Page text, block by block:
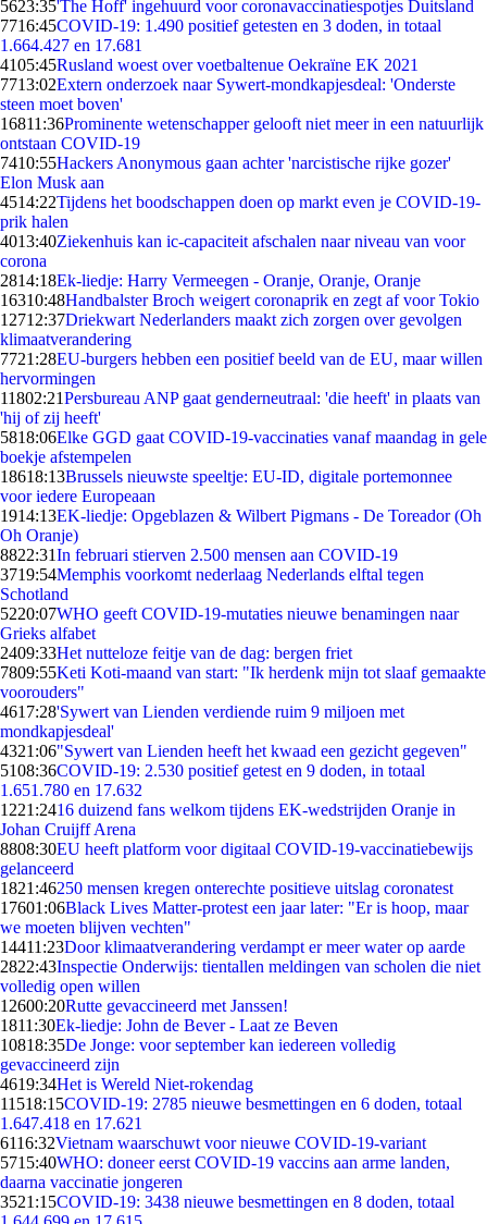
5623:35'The Hoff' ingehuurd voor coronavaccinatiespotjes Duitsland
7716:45COVID-19: 1.490 positief getesten en 3 doden, in totaal
1.664.427 en 17.681
4105:45Rusland woest over voetbaltenue Oekraïne EK 2021
7713:02Extern onderzoek naar Sywert-mondkapjesdeal: 'Onderste
steen moet boven'
16811:36Prominente wetenschapper gelooft niet meer in een natuurlijk
ontstaan COVID-19
7410:55Hackers Anonymous gaan achter 'narcistische rijke gozer'
Elon Musk aan
4514:22Tijdens het boodschappen doen op markt even je COVID-19-
prik halen
4013:40Ziekenhuis kan ic-capaciteit afschalen naar niveau van voor
corona
2814:18Ek-liedje: Harry Vermeegen - Oranje, Oranje, Oranje
16310:48Handbalster Broch weigert coronaprik en zegt af voor Tokio
12712:37Driekwart Nederlanders maakt zich zorgen over gevolgen
klimaatverandering
7721:28EU-burgers hebben een positief beeld van de EU, maar willen
hervormingen
11802:21Persbureau ANP gaat genderneutraal: 'die heeft' in plaats van
'hij of zij heeft'
5818:06Elke GGD gaat COVID-19-vaccinaties vanaf maandag in gele
boekje afstempelen
18618:13Brussels nieuwste speeltje: EU-ID, digitale portemonnee
voor iedere Europeaan
1914:13EK-liedje: Opgeblazen & Wilbert Pigmans - De Toreador (Oh
Oh Oranje)
8822:31In februari stierven 2.500 mensen aan COVID-19
3719:54Memphis voorkomt nederlaag Nederlands elftal tegen
Schotland
5220:07WHO geeft COVID-19-mutaties nieuwe benamingen naar
Grieks alfabet
2409:33Het nutteloze feitje van de dag: bergen friet
7809:55Keti Koti-maand van start: "Ik herdenk mijn tot slaaf gemaakte
voorouders"
4617:28'Sywert van Lienden verdiende ruim 9 miljoen met
mondkapjesdeal'
4321:06"Sywert van Lienden heeft het kwaad een gezicht gegeven"
5108:36COVID-19: 2.530 positief getest en 9 doden, in totaal
1.651.780 en 17.632
1221:2416 duizend fans welkom tijdens EK-wedstrijden Oranje in
Johan Cruijff Arena
8808:30EU heeft platform voor digitaal COVID-19-vaccinatiebewijs
gelanceerd
1821:46250 mensen kregen onterechte positieve uitslag coronatest
17601:06Black Lives Matter-protest een jaar later: "Er is hoop, maar
we moeten blijven vechten"
14411:23Door klimaatverandering verdampt er meer water op aarde
2822:43Inspectie Onderwijs: tientallen meldingen van scholen die niet
volledig open willen
12600:20Rutte gevaccineerd met Janssen!
1811:30Ek-liedje: John de Bever - Laat ze Beven
10818:35De Jonge: voor september kan iedereen volledig
gevaccineerd zijn
4619:34Het is Wereld Niet-rokendag
11518:15COVID-19: 2785 nieuwe besmettingen en 6 doden, totaal
1.647.418 en 17.621
6116:32Vietnam waarschuwt voor nieuwe COVID-19-variant
5715:40WHO: doneer eerst COVID-19 vaccins aan arme landen,
daarna vaccinatie jongeren
3521:15COVID-19: 3438 nieuwe besmettingen en 8 doden, totaal